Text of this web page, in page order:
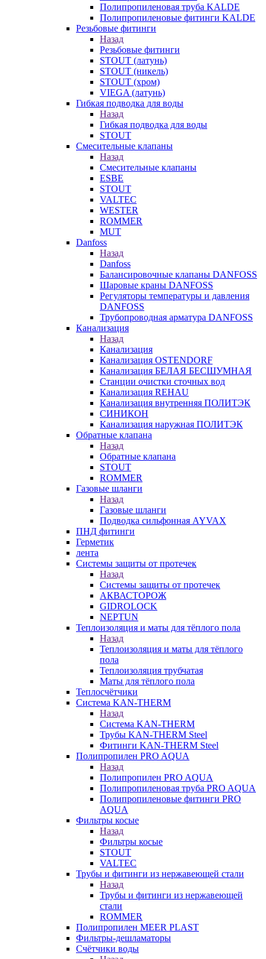
Полипропиленовая труба KALDE
Полипропиленовые фитинги KALDE
Резьбовые фитинги
Назад
Резьбовые фитинги
STOUT (латунь)
STOUT (никель)
STOUT (хром)
VIEGA (латунь)
Гибкая подводка для воды
Назад
Гибкая подводка для воды
STOUT
Смесительные клапаны
Назад
Смесительные клапаны
ESBE
STOUT
VALTEC
WESTER
ROMMER
MUT
Danfoss
Назад
Danfoss
Балансировочные клапаны DANFOSS
Шаровые краны DANFOSS
Регуляторы температуры и давления
DANFOSS
Трубопроводная арматура DANFOSS
Канализация
Назад
Канализация
Канализация OSTENDORF
Канализация БЕЛАЯ БЕСШУМНАЯ
Станции очистки сточных вод
Канализация REHAU
Канализация внутренняя ПОЛИТЭК
СИНИКОН
Канализация наружная ПОЛИТЭК
Обратные клапана
Назад
Обратные клапана
STOUT
ROMMER
Газовые шланги
Назад
Газовые шланги
Подводка сильфонная AYVAX
ПНД фитинги
Герметик
лента
Системы защиты от протечек
Назад
Системы защиты от протечек
АКВАСТОРОЖ
GIDROLOCK
NEPTUN
Теплоизоляция и маты для тёплого пола
Назад
Теплоизоляция и маты для тёплого
пола
Теплоизоляция трубчатая
Маты для тёплого пола
Теплосчётчики
Система KAN-THERM
Назад
Система KAN-THERM
Трубы KAN-THERM Steel
Фитинги KAN-THERM Steel
Полипропилен PRO AQUA
Назад
Полипропилен PRO AQUA
Полипропиленовая труба PRO AQUA
Полипропиленовые фитинги PRO
AQUA
Фильтры косые
Назад
Фильтры косые
STOUT
VALTEC
Трубы и фитинги из нержавеющей стали
Назад
Трубы и фитинги из нержавеющей
стали
ROMMER
Полипропилен MEER PLAST
Фильтры-дешламаторы
Счётчики воды